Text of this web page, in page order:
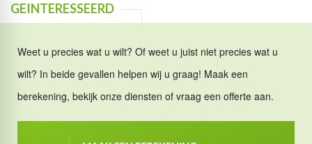
GEINTERESSEERD
Weet u precies wat u wilt? Of weet u juist niet precies wat u
wilt? In beide gevallen helpen wij u graag! Maak een
berekening, bekijk onze diensten of vraag een offerte aan.